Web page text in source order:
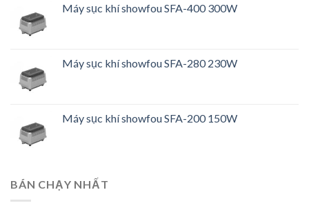
Máy sục khí showfou SFA-400 300W
Máy sục khí showfou SFA-280 230W
Máy sục khí showfou SFA-200 150W
BÁN CHẠY NHẤT